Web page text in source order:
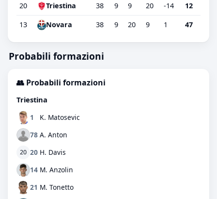
20 Triestina 38 9 9 20 -14 12
13 Novara 38 9 20 9 1 47
Probabili formazioni
👥 Probabili formazioni
Triestina
1
K. Matosevic
78 A. Anton
20 20 H. Davis
14 M. Anzolin
21 M. Tonetto